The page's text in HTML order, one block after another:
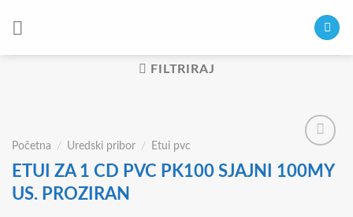
FILTRIRAJ
Početna / Uredski pribor / Etui pvc
ETUI ZA 1 CD PVC PK100 SJAJNI 100MY
US. PROZIRAN